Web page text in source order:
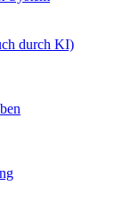
durch KI)